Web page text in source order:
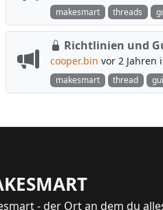
makesmart threads
Richtlinien und
cooper.bin vor 2 Jahren
makesmart thread
- der Ort an dem du